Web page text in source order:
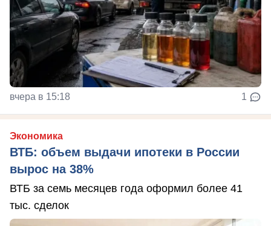
вчера в 15:18 1
Экономика
ВТБ: объем выдачи ипотеки в России
вырос на 38%
ВТБ за семь месяцев года оформил более 41
тыс. сделок